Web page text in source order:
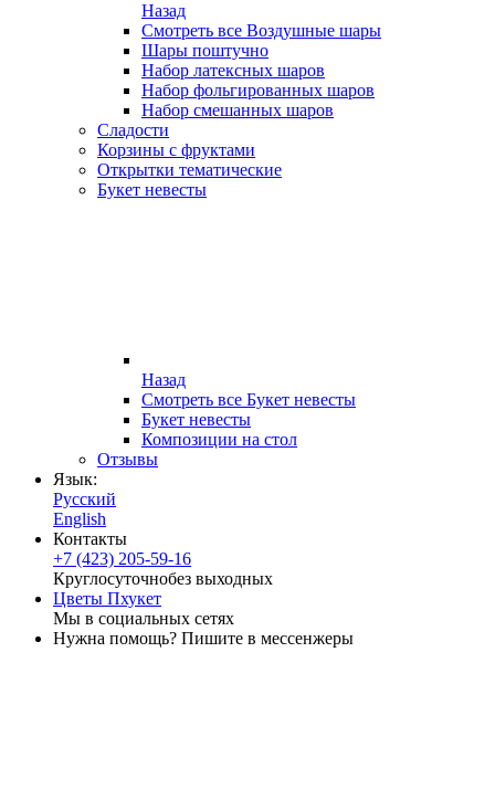
Назад
Смотреть все Воздушные шары
Шары поштучно
Набор латексных шаров
Набор фольгированных шаров
Набор смешанных шаров
Сладости
Корзины с фруктами
Открытки тематические
Букет невесты
Назад
Смотреть все Букет невесты
Букет невесты
Композиции на стол
Отзывы
Язык:
Русский
English
Контакты
+7 (423) 205-59-16
Круглосуточнобез выходных
Цветы Пхукет
Мы в социальных сетях
Нужна помощь? Пишите в мессенжеры